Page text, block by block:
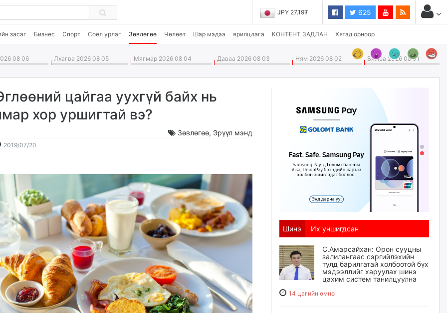
JPY 27.19₮ 625
засаг Бизнес Спорт Соёл урлаг Зөвлөгөө Чөлөөт Шар мэдээ ярилцлага КОНТЕНТ ЗАДЛАН Хятад орноор
08 06 Лхагва 2026 08 05 Мягмар 2026 08 04 Даваа 2026 08 03 Ням 2026 08 02 Бямба 2026 08 01
цайгаа уухгүй байх нь
хор уршигтай вэ?
Зөвлөгөө, Эрүүл мэнд
2019/07/20
Шинэ Их уншигдсан
С.Амарсайхан: Орон сууцны
залилангаас сэргийлэхийн
тулд барилгатай холбоотой бүх
мэдээллийг харуулах шинэ
цахим систем танилцуулна
14 цагийн өмнө